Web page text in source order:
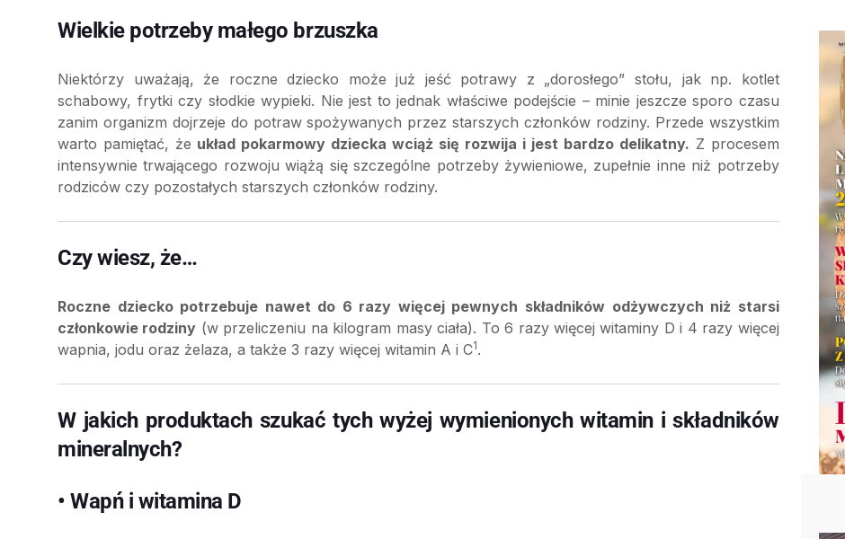
Wielkie potrzeby małego brzuszka
Niektórzy uważają, że roczne dziecko może już jeść potrawy z „dorosłego” stołu, jak np. kotlet
schabowy, frytki czy słodkie wypieki. Nie jest to jednak właściwe podejście – minie jeszcze sporo czasu
zanim organizm dojrzeje do potraw spożywanych przez starszych członków rodziny. Przede wszystkim
warto pamiętać, że układ pokarmowy dziecka wciąż się rozwija i jest bardzo delikatny. Z procesem
intensywnie trwającego rozwoju wiążą się szczególne potrzeby żywieniowe, zupełnie inne niż potrzeby
rodziców czy pozostałych starszych członków rodziny.
Czy wiesz, że…
Roczne dziecko potrzebuje nawet do 6 razy więcej pewnych składników odżywczych niż starsi
członkowie rodziny (w przeliczeniu na kilogram masy ciała). To 6 razy więcej witaminy D i 4 razy więcej
wapnia, jodu oraz żelaza, a także 3 razy więcej witamin A i C1.
W jakich produktach szukać tych wyżej wymienionych witamin i składników
mineralnych?
• Wapń i witamina D